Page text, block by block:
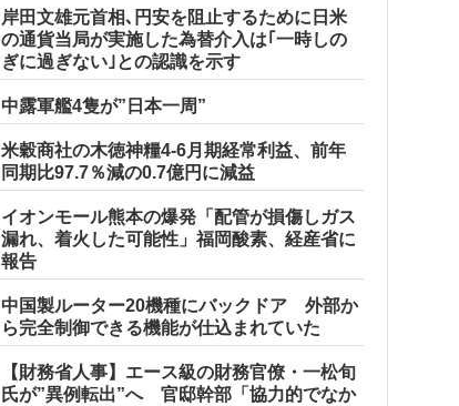
岸田文雄元首相､円安を阻止するために日米
の通貨当局が実施した為替介入は｢一時しの
ぎに過ぎない｣との認識を示す
中露軍艦4隻が”日本一周”
米穀商社の木徳神糧4-6月期経常利益、前年
同期比97.7％減の0.7億円に減益
イオンモール熊本の爆発「配管が損傷しガス
漏れ、着火した可能性」福岡酸素、経産省に
報告
中国製ルーター20機種にバックドア 外部か
ら完全制御できる機能が仕込まれていた
【財務省人事】エース級の財務官僚・一松旬
氏が”異例転出”へ 官邸幹部「協力的でなか